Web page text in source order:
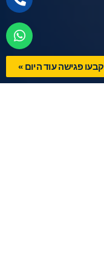
קבעו פגישה עוד היום »